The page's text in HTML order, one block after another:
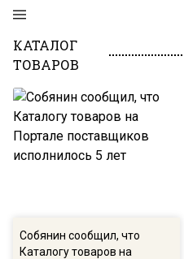
КАТАЛОГ
ТОВАРОВ
Собянин сообщил, что
Каталогу товаров на